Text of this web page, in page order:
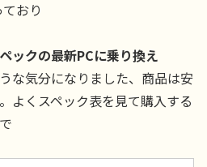
おり
ックの最新PCに乗り換え
な気分になりました、商品は安
よくスペック表を見て購入する